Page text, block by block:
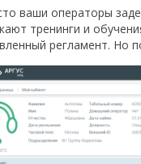
ваши операторы
тренинги и
регламент. Но